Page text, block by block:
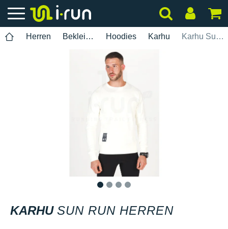
Herren Bekleidung Hoodies Karhu Karhu Sun Run Herren
KARHU SUN RUN HERREN